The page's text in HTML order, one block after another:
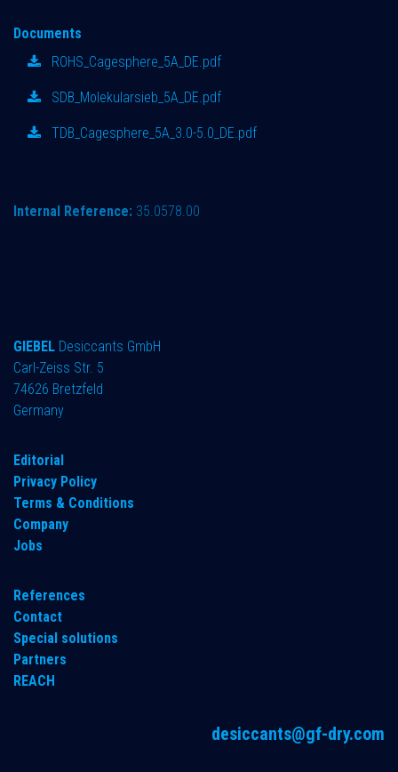
Documents
ROHS_Cagesphere_5A_DE.pdf
SDB_Molekularsieb_5A_DE.pdf
TDB_Cagesphere_5A_3.0-5.0_DE.pdf
Internal Reference: 35.0578.00
GIEBEL Desiccants GmbH
Carl-Zeiss Str. 5
74626 Bretzfeld
Germany
​Editorial
Privacy Policy
Terms & Conditions
Company
Jobs
References
Contact
Special solutions
Partners
REACH
desiccants@gf-dry.com